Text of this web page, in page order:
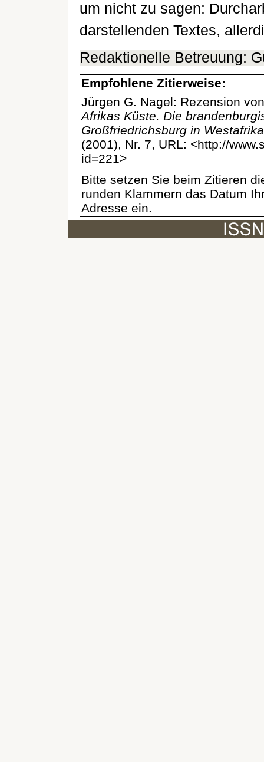
um nicht zu sagen:
darstellenden Textes,
Redaktionelle Betreuung:
Empfohlene Zitierweise:
Jürgen G. Nagel: Rezension
Afrikas Küste. Die
Großfriedrichsburg in
(2001), Nr. 7, URL: <http://
id=221>
Bitte setzen Sie beim Zitieren
runden Klammern das Datum
Adresse ein.